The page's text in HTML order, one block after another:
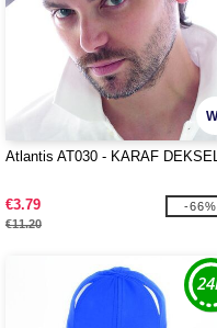
Atlantis AT030 - KARAF
€3.79
€11.20
-66%